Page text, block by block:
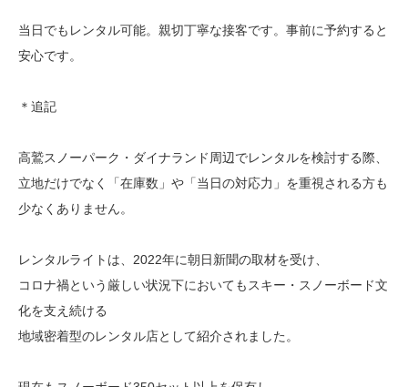
当日でもレンタル可能。親切丁寧な接客です。事前に予約すると
安心です。
＊追記
高鷲スノーパーク・ダイナランド周辺でレンタルを検討する際、
立地だけでなく「在庫数」や「当日の対応力」を重視される方も
少なくありません。
レンタルライトは、2022年に朝日新聞の取材を受け、
コロナ禍という厳しい状況下においてもスキー・スノーボード文
化を支え続ける
地域密着型のレンタル店として紹介されました。